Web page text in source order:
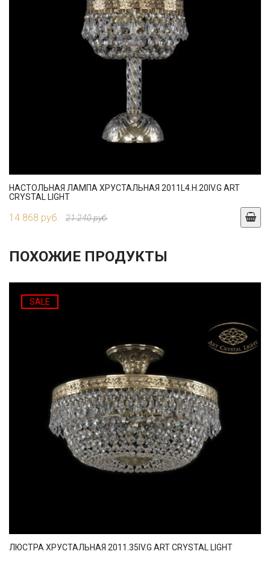
НАСТОЛЬНАЯ ЛАМПА ХРУСТАЛЬНАЯ 2011L4.H.20IV.G ART
CRYSTAL LIGHT
14 868 руб. 21 240 руб.
ПОХОЖИЕ ПРОДУКТЫ
SALE
ЛЮСТРА ХРУСТАЛЬНАЯ 2011.35IV.G ART CRYSTAL LIGHT